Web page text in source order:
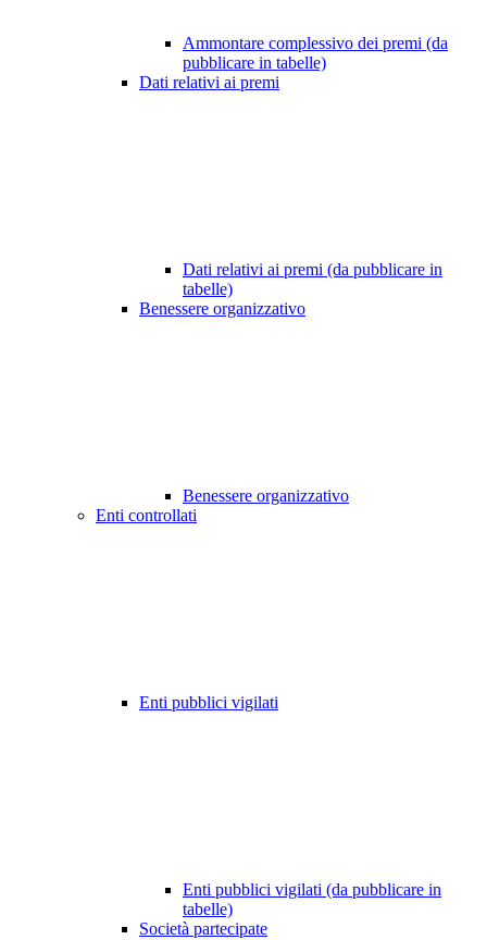
Ammontare complessivo dei premi (da
pubblicare in tabelle)
Dati relativi ai premi
Dati relativi ai premi (da pubblicare in
tabelle)
Benessere organizzativo
Benessere organizzativo
Enti controllati
Enti pubblici vigilati
Enti pubblici vigilati (da pubblicare in
tabelle)
Società partecipate